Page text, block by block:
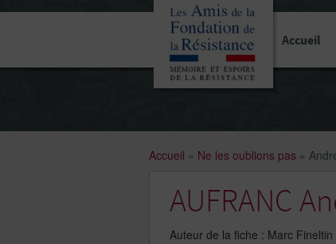
Accueil
Accueil » Ne les oublions pas »
AUFRANC
Auteur de la fiche : Marc Fineltin
Panneau de gestion des cookies